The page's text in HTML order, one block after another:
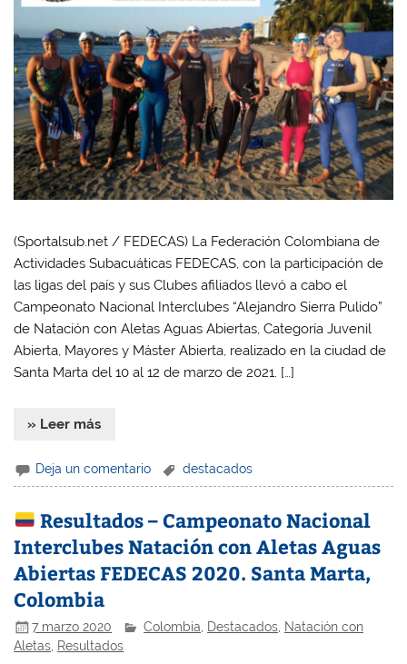
(Sportalsub.net / FEDECAS) La Federación Colombiana de
Actividades Subacuáticas FEDECAS, con la participación de
las ligas del país y sus Clubes afiliados llevó a cabo el
Campeonato Nacional Interclubes “Alejandro Sierra Pulido”
de Natación con Aletas Aguas Abiertas, Categoría Juvenil
Abierta, Mayores y Máster Abierta, realizado en la ciudad de
Santa Marta del 10 al 12 de marzo de 2021. […]
» Leer más
Deja un comentario destacados
Resultados – Campeonato Nacional
Interclubes Natación con Aletas Aguas
Abiertas FEDECAS 2020. Santa Marta,
Colombia
7 marzo 2020 Colombia Destacados Natación con
Aletas, Resultados